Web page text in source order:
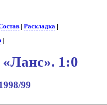
| Раскладка |
|
1:0
99